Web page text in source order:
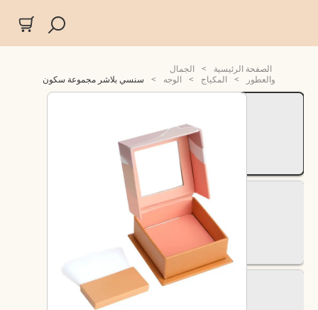
الصفحة الرئيسية >
الجمال
والعطور
> المكياج > الوجه > سنسي بلاشر مجموعة سكون